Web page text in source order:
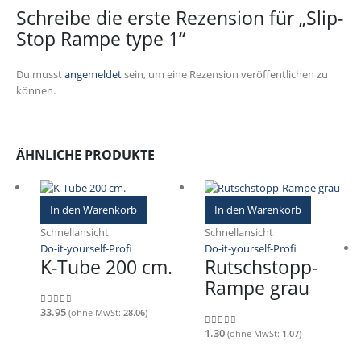
Schreibe die erste Rezension für „Slip-
Stop Rampe type 1“
Du musstangemeldetsein, um eine Rezension veröffentlichen zu
können.
ÄHNLICHE PRODUKTE
In den Warenkorb
Schnellansicht
Do-it-yourself-Profi
K-Tube 200 cm.
0out of 5
33.95 (ohne MwSt: 28.06)
In den Warenkorb
Schnellansicht
Do-it-yourself-Profi
Rutschstopp-
Rampe grau
0 out of 5
1.30 (ohne MwSt: 1.07)